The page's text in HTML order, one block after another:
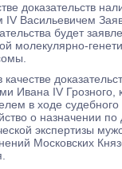
доказательств
IV Васильевичем
будет
молекулярно-
качестве
Ивана IV Грозного,
в ходе
о назначении
экспертизы
Московских